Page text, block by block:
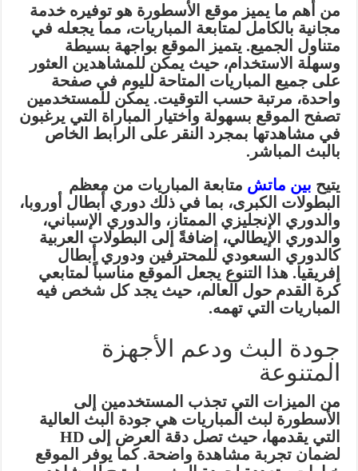
من أهم ما يميز موقع الأسطورة هو توفيره خدمة
مجانية بالكامل لمتابعة المباريات، مما يجعله في
متناول الجميع. يتميز الموقع بواجهة بسيطة
وسهلة الاستخدام، حيث يمكن للمشاهدين العثور
على جميع المباريات المتاحة لليوم في صفحة
واحدة، مرتبة حسب التوقيت. يمكن للمستخدمين
تصفح الموقع بسهولة واختيار المباراة التي يرغبون
في مشاهدتها بمجرد النقر على الرابط الخاص
بالبث المباشر.
يتيح بين ماتش متابعة المباريات من معظم
البطولات الكبرى، بما في ذلك دوري أبطال أوروبا،
والدوري الإنجليزي الممتاز، والدوري الإسباني،
والدوري الإيطالي، إضافةً إلى البطولات العربية
كالدوري السعودي للمحترفين ودوري أبطال
إفريقيا. هذا التنوع يجعل الموقع مناسباً لمتابعي
كرة القدم حول العالم، حيث يجد كل شخص فيه
المباريات التي تهمه.
جودة البث ودعم الأجهزة
المتنوعة
من الميزات التي تجذب المستخدمين إلى
الأسطورة لبث المباريات هي جودة البث العالية
التي يقدمها، حيث تصل دقة العرض إلى HD
لضمان تجربة مشاهدة واضحة. كما يوفر الموقع